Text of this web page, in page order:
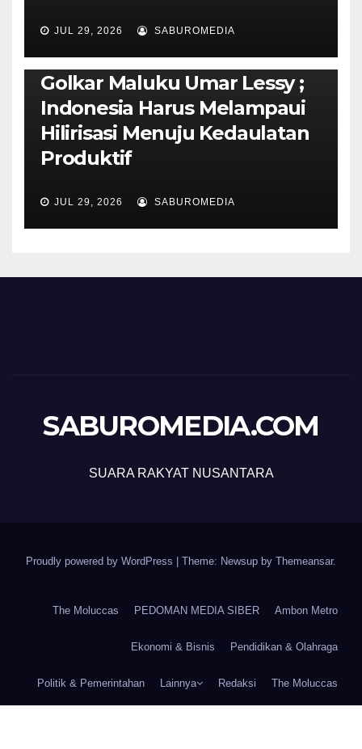
JUL 29, 2026 SABUROMEDIA
PENDIDIKAN & OLAHRAGA THE MOLUCCAS
Isi Materi LK-III HMI, Ketua
Golkar Maluku Umar Lessy ;
Indonesia Harus Melampaui
Hilirisasi Menuju Kedaulatan
Produktif
JUL 29, 2026 SABUROMEDIA
SABUROMEDIA.COM
SUARA RAKYAT NUSANTARA
Proudly powered by WordPress Theme: Newsup by Themeansar.
The Moluccas PEDOMAN MEDIA SIBER Ambon Metro
Ekonomi & Bisnis Pendidikan & Olahraga
Politik & Pemerintahan Lainnya Redaksi The Moluccas